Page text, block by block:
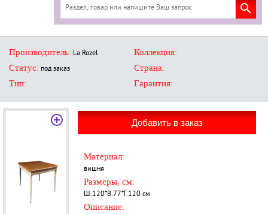
Производитель: La Rozel
Коллекция:
Статус: под заказ
Страна:
Тип:
Гарантия:
Материал:
вишня
Размеры, см:
Ш.120*В.77*Г.120 см
Описание: